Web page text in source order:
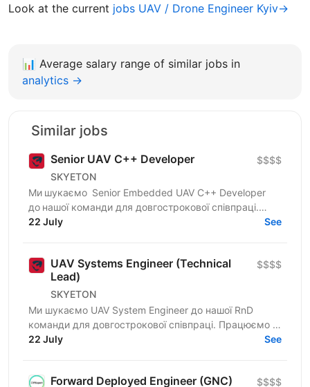
Look at the current jobs UAV / Drone Engineer Kyiv→
📊 Average salary range of similar jobs in
analytics →
Similar jobs
Senior UAV C++ Developer
SKYETON
$$$$
Ми шукаємо Senior Embedded UAV C++ Developer
до нашої команди для довгострокової співпраці.
Чому вам буде цікаво працювати у Skyeton:
22 July See
UAV Systems Engineer (Technical
Lead)
SKYETON
$$$$
Ми шукаємо UAV System Engineer до нашої RnD
команди для довгострокової співпраці. Працюємо в
офісі на фултайм основі. В ролі UAV System Engineer
22 July See
Forward Deployed Engineer (GNC) $$$$